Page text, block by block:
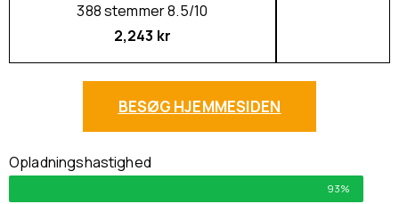
388 stemmer 8.5/10
2,243 kr
BESØG HJEMMESIDEN
Opladningshastighed
93%